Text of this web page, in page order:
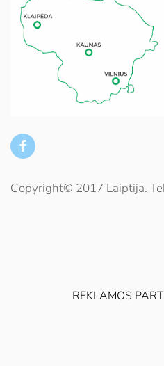
Copyright© 2017 Laiptija.
REKLAMOS